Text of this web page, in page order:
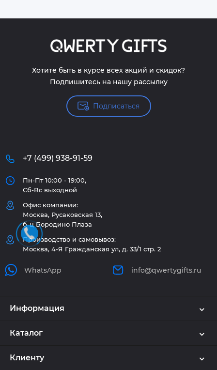
Хотите быть в курсе всех акций и скидок?
Подпишитесь на нашу рассылку
Подписаться
+7 (499) 938-91-59
Пн-Пт 10:00 - 19:00,
Сб-Вс выходной
Офис компании:
Москва, Русаковская 13,
б-ц Бородино Плаза
Производство и самовывоз:
Москва, 4-Я Гражданская ул, д. 33/1 стр. 2
WhatsApp info@qwertygifts.ru
Информация
Каталог
Клиенту